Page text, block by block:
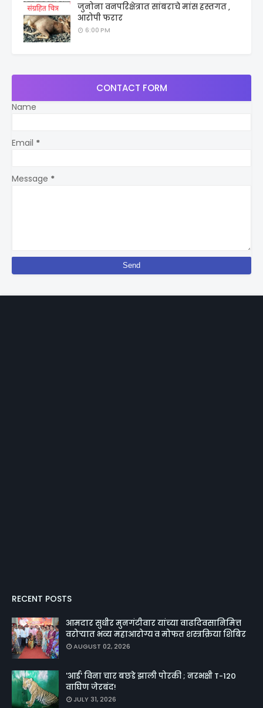
जुनोना वनपरिक्षेत्रात सांबराचे मांस हस्तगत ,
आरोपी फरार
6:00 PM
CONTACT FORM
Name
Email *
Message *
RECENT POSTS
आमदार सुधीर मुनगंटीवार यांच्या वाढदिवसानिमित्त
वरोऱ्यात भव्य महाआरोग्य व मोफत शस्त्रक्रिया शिबिर
AUGUST 02, 2026
'आई' विना चार बछडे झाली पोरकी ; नरभक्षी T-120
वाघिण जेरबंद!
JULY 31, 2026